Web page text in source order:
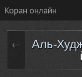
Коран онлайн
← Аль-